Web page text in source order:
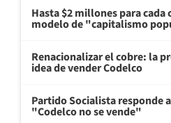
Hasta $2 millones para
modelo de "capitalismo
Renacionalizar el cobre: la
idea de vender Codelco
Partido Socialista responde
"Codelco no se vende"